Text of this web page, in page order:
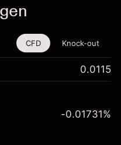
für das Traden
zur Verfügung.
CFD Knock-out
0.0115
-0.01731%